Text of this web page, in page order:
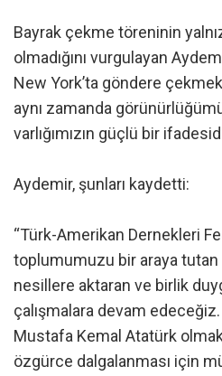
Bayrak çekme töreninin
olmadığını vurgulayan
New York’ta göndere
aynı zamanda
varlığımızın güçlü bir
Aydemir, şunları kaydetti:
“Türk-Amerikan Dernekleri
toplumumuzu bir araya
nesillere aktaran ve birlik
çalışmalara devam
Mustafa Kemal Atatürk
özgürce dalgalanması için